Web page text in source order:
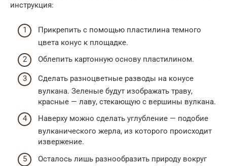
инструкция:
Прикрепить с помощью пластилина темного
цвета конус к площадке.
Облепить картонную основу пластилином.
Сделать разноцветные разводы на конусе
вулкана. Зеленые будут изображать траву,
красные — лаву, стекающую с вершины вулкана.
Наверху можно сделать углубление — подобие
вулканического жерла, из которого происходит
извержение.
Осталось лишь разнообразить природу вокруг